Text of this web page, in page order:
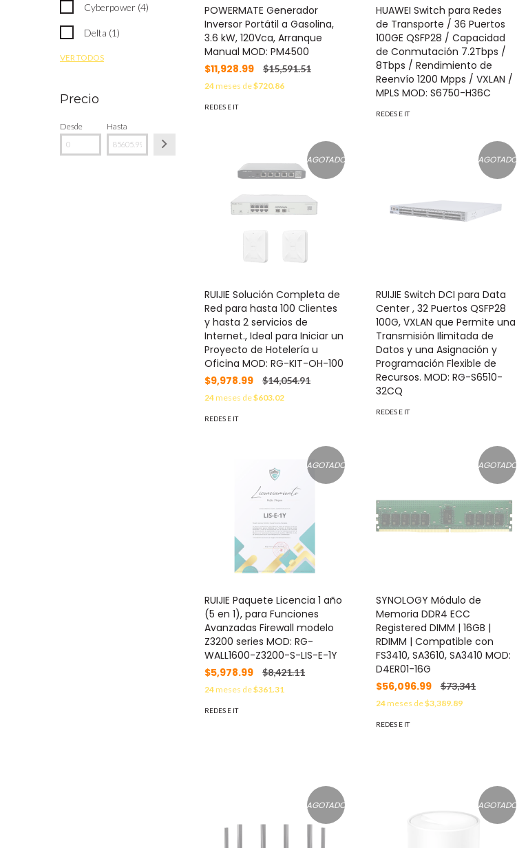
Cyberpower (4)
Delta (1)
VER TODOS
Precio
Desde Hasta
POWERMATE Generador
Inversor Portátil a Gasolina,
3.6 kW, 120Vca, Arranque
Manual MOD: PM4500
$11,928.99
$15,591.51
24meses de$720.86
REDES E IT
HUAWEI Switch para Redes
de Transporte / 36 Puertos
100GE QSFP28 / Capacidad
de Conmutación 7.2Tbps /
8Tbps / Rendimiento de
Reenvío 1200 Mpps / VXLAN /
MPLS MOD: S6750-H36C
REDES E IT
AGOTADO
RUIJIE Solución Completa de
Red para hasta 100 Clientes
y hasta 2 servicios de
Internet., Ideal para Iniciar un
Proyecto de Hotelería u
Oficina MOD: RG-KIT-OH-100
$9,978.99
$14,054.91
24meses de$603.02
REDES E IT
AGOTADO
RUIJIE Switch DCI para Data
Center , 32 Puertos QSFP28
100G, VXLAN que Permite una
Transmisión Ilimitada de
Datos y una Asignación y
Programación Flexible de
Recursos. MOD: RG-S6510-
32CQ
REDES E IT
AGOTADO
RUIJIE Paquete Licencia 1 año
(5 en 1), para Funciones
Avanzadas Firewall modelo
Z3200 series MOD: RG-
WALL1600-Z3200-S-LIS-E-1Y
$5,978.99
$8,421.11
24meses de$361.31
REDES E IT
AGOTADO
SYNOLOGY Módulo de
Memoria DDR4 ECC
Registered DIMM | 16GB |
RDIMM | Compatible con
FS3410, SA3610, SA3410 MOD:
D4ER01-16G
$56,096.99
$73,341
24meses de$3,389.89
REDES E IT
AGOTADO AGOTADO